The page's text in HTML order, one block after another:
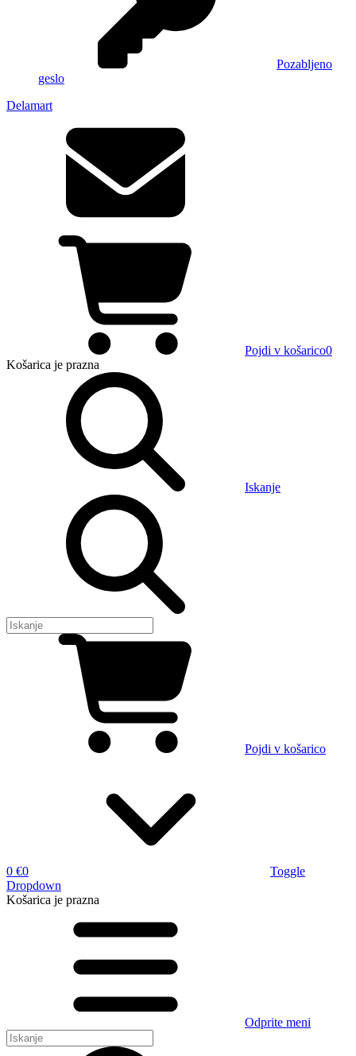
Pozabljeno
geslo
Delamart
Pojdi v košarico0
Košarica je prazna
Iskanje
Pojdi v košarico
0 €0
Toggle
Dropdown
Košarica je prazna
Odprite meni